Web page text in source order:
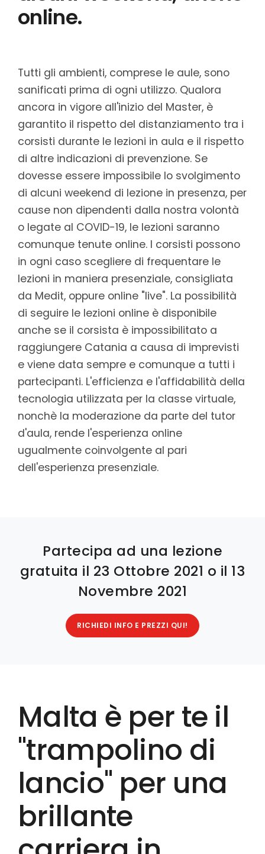
online.
Tutti gli ambienti, comprese le aule, sono
sanificati prima di ogni utilizzo. Qualora
ancora in vigore all'inizio del Master, è
garantito il rispetto del distanziamento tra i
corsisti durante le lezioni in aula e il rispetto
di altre indicazioni di prevenzione. Se
dovesse essere impossibile lo svolgimento
di alcuni weekend di lezione in presenza, per
cause non dipendenti dalla nostra volontà
o legate al COVID-19, le lezioni saranno
comunque tenute online. I corsisti possono
in ogni caso scegliere di frequentare le
lezioni in maniera presenziale, consigliata
da Medit, oppure online "live". La possibilità
di seguire le lezioni online è disponibile
anche se il corsista è impossibilitato a
raggiungere Catania a causa di imprevisti
e viene data sempre e comunque a tutti i
partecipanti. L'efficienza e l'affidabilità della
tecnologia utilizzata per la classe virtuale,
nonchè la moderazione da parte del tutor
d'aula, rende l'esperienza online
ugualmente coinvolgente al pari
dell'esperienza presenziale.
Partecipa ad una lezione
gratuita il 23 Ottobre 2021 o il 13
Novembre 2021
RICHIEDI INFO E PREZZI QUI!
Malta è per te il
"trampolino di
lancio" per una
brillante